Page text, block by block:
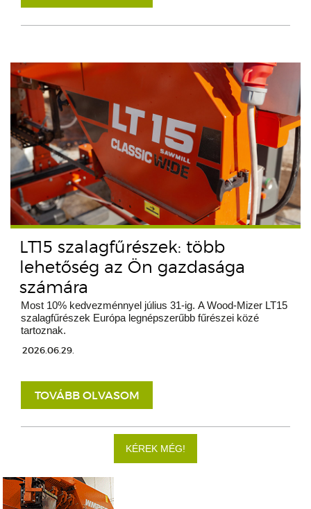
LT15 szalagfűrészek: több
lehetőség az Ön gazdasága
számára
Most 10% kedvezménnyel július 31-ig. A Wood-Mizer LT15
szalagfűrészek Európa legnépszerűbb fűrészei közé
tartoznak.
2026.06.29.
TOVÁBB OLVASOM
KÉREK MÉG!